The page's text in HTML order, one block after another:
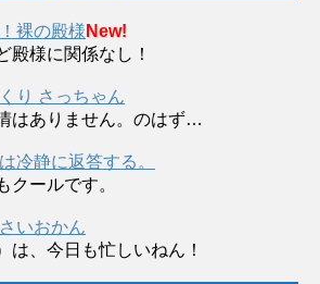
裸の殿様 New!
殿様に関係なし！
り さっちゃん
はありません。のはず…
冷静に返答する。
クールです。
いおかん
は、今日も忙しいねん！